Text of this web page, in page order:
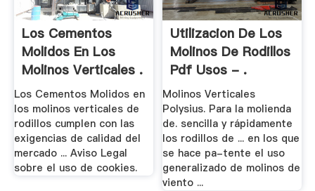
Los Cementos
Molidos En Los
Molinos Verticales .
Los Cementos Molidos en
los molinos verticales de
rodillos cumplen con las
exigencias de calidad del
mercado ... Aviso Legal
sobre el uso de cookies.
Utilizacion De Los
Molinos De Rodillos
Pdf Usos - .
Molinos Verticales
Polysius. Para la molienda
de. sencilla y rápidamente
los rodillos de ... en los que
se hace pa-tente el uso
generalizado de molinos de
viento ...